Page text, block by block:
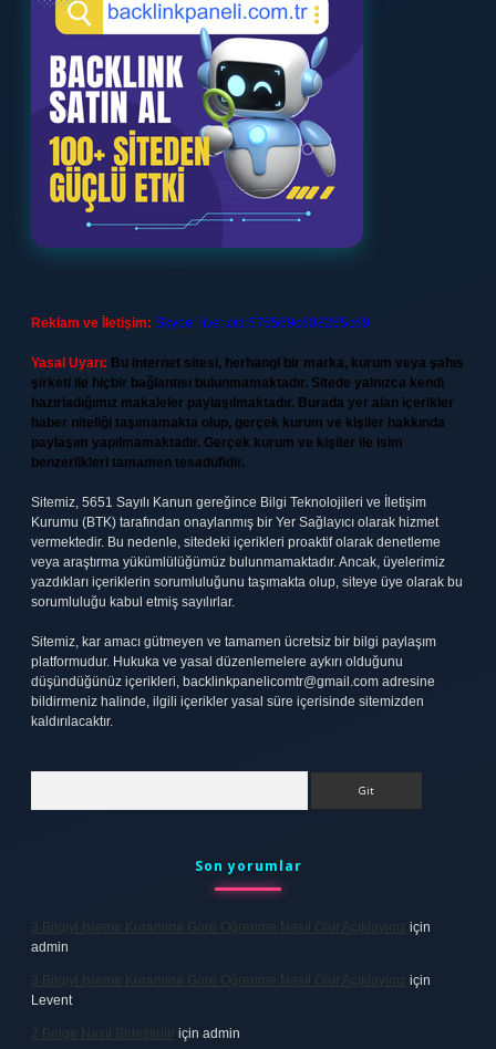
Reklam ve İletişim: Skype: live:.cid.575569c608265c69
Yasal Uyarı: Bu internet sitesi, herhangi bir marka, kurum veya şahıs
şirketi ile hiçbir bağlantısı bulunmamaktadır. Sitede yalnızca kendi
hazırladığımız makaleler paylaşılmaktadır. Burada yer alan içerikler
haber niteliği taşımamakta olup, gerçek kurum ve kişiler hakkında
paylaşım yapılmamaktadır. Gerçek kurum ve kişiler ile isim
benzerlikleri tamamen tesadüfidir.
Sitemiz, 5651 Sayılı Kanun gereğince Bilgi Teknolojileri ve İletişim
Kurumu (BTK) tarafından onaylanmış bir Yer Sağlayıcı olarak hizmet
vermektedir. Bu nedenle, sitedeki içerikleri proaktif olarak denetleme
veya araştırma yükümlülüğümüz bulunmamaktadır. Ancak, üyelerimiz
yazdıkları içeriklerin sorumluluğunu taşımakta olup, siteye üye olarak bu
sorumluluğu kabul etmiş sayılırlar.
Sitemiz, kar amacı gütmeyen ve tamamen ücretsiz bir bilgi paylaşım
platformudur. Hukuka ve yasal düzenlemelere aykırı olduğunu
düşündüğünüz içerikleri, backlinkpanelicomtr@gmail.com adresine
bildirmeniz halinde, ilgili içerikler yasal süre içerisinde sitemizden
kaldırılacaktır.
Son yorumlar
3 Bilgiyi Işleme Kuramına Göre Öğrenme Nasıl Olur Açıklayınız için
admin
3 Bilgiyi Işleme Kuramına Göre Öğrenme Nasıl Olur Açıklayınız için
Levent
2 Belge Nasıl Birleştirilir için admin